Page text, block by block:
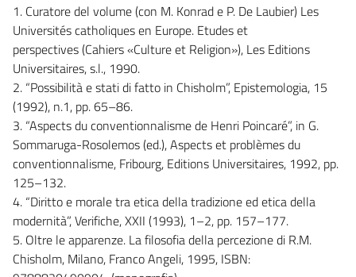
1. Curatore del volume (con M. Konrad e P. De Laubier) Les
Universités catholiques en Europe. Etudes et
perspectives (Cahiers «Culture et Religion»), Les Editions
Universitaires, s.l., 1990.
2. “Possibilità e stati di fatto in Chisholm”, Epistemologia, 15
(1992), n.1, pp. 65–86.
3. “Aspects du conventionnalisme de Henri Poincaré”, in G.
Sommaruga-Rosolemos (ed.), Aspects et problèmes du
conventionnalisme, Fribourg, Editions Universitaires, 1992, pp.
125–132.
4. “Diritto e morale tra etica della tradizione ed etica della
modernità”, Verifiche, XXII (1993), 1–2, pp. 157–177.
5. Oltre le apparenze. La filosofia della percezione di R.M.
Chisholm, Milano, Franco Angeli, 1995, ISBN: